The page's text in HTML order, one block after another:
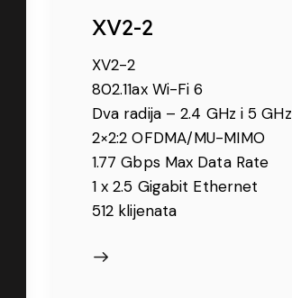
XV2-2
XV2-2
802.11ax Wi-Fi 6
Dva radija – 2.4 GHz i 5 GHz
2×2:2 OFDMA/MU-MIMO
1.77 Gbps Max Data Rate
1 x 2.5 Gigabit Ethernet
512 klijenata